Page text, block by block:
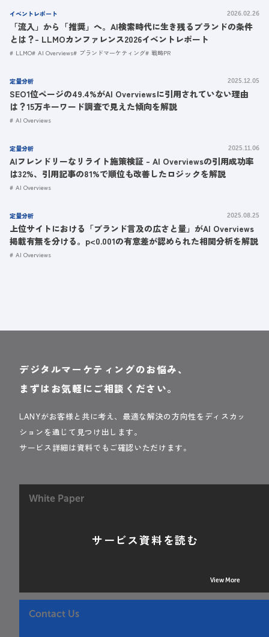
イベントレポート 2026.02.26
「流入」から「推奨」へ。AI検索時代に生き残るブランドの条件
とは？- LLMOカンファレンス2026イベントレポート
LLMO AI Overviews ブランドマーケティング 戦略PR
定量分析 2025.12.05
SEO1位ページの49.4%がAI Overviewsに引用されていない理由
は？15万キーワード調査で見えた傾向を解説
AI Overviews
定量分析 2025.11.06
AIフレンドリーなリライト施策検証 - AI Overviewsの引用成功率
は32%、引用記事の81%で順位も改善したロジックを解説
AI Overviews
定量分析 2025.08.25
上位サイトにおける「ブランド言及の広さと量」がAI Overviews
掲載有無を分ける。p<0.001の有意差が認められた相関分析を解説
AI Overviews
デジタルマーケティングのお悩み、
まずはお気軽にご相談ください。
LANYがお客様と共に考え、最適な解決の方向性をディスカッ
ションを通じて見つけ出します。
サービス詳細は資料でもご確認いただけます。
White Paper
サービス資料を読む
View More
Contact Us